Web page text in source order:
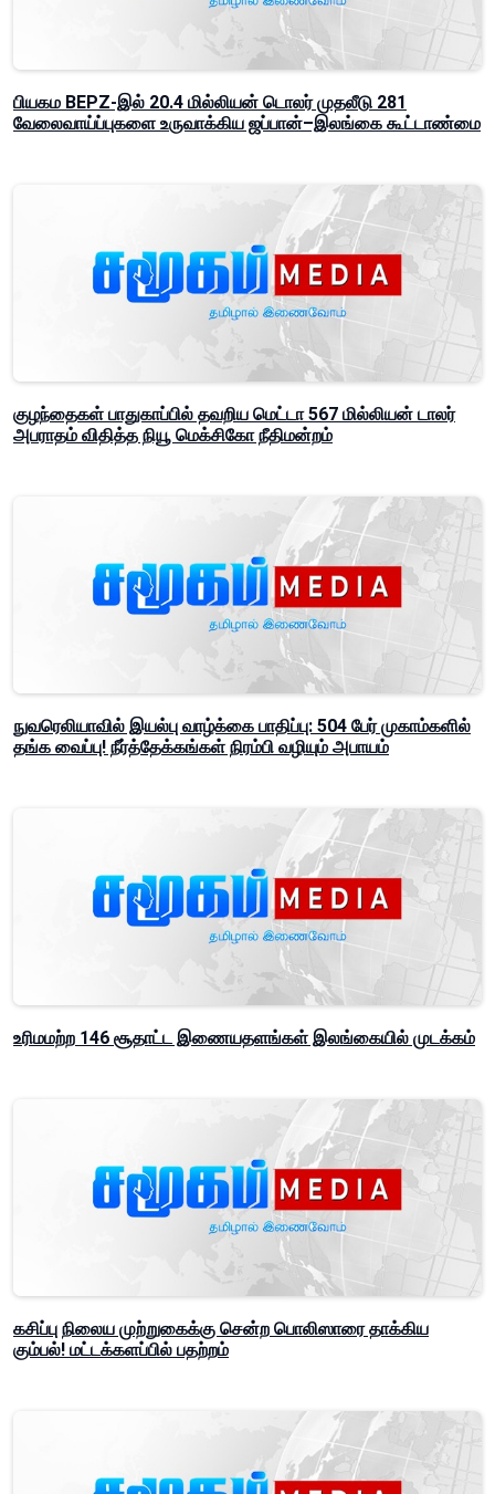
பியகம BEPZ-இல் 20.4 மில்லியன் டொலர் முதலீடு 281
வேலைவாய்ப்புகளை உருவாக்கிய ஜப்பான்–இலங்கை கூட்டாண்மை
குழந்தைகள் பாதுகாப்பில் தவறிய மெட்டா 567 மில்லியன் டாலர்
அபராதம் விதித்த நியூ மெக்சிகோ நீதிமன்றம்
நுவரெலியாவில் இயல்பு வாழ்க்கை பாதிப்பு: 504 பேர் முகாம்களில்
தங்க வைப்பு! நீர்த்தேக்கங்கள் நிரம்பி வழியும் அபாயம்
உரிமமற்ற 146 சூதாட்ட இணையதளங்கள் இலங்கையில் முடக்கம்
கசிப்பு நிலைய முற்றுகைக்கு சென்ற பொலிஸாரை தாக்கிய
கும்பல்! மட்டக்களப்பில் பதற்றம்